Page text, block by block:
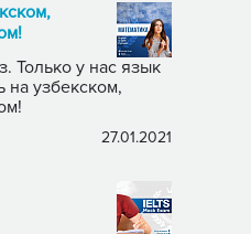
Только у нас язык
на узбекском,
27.01.2021